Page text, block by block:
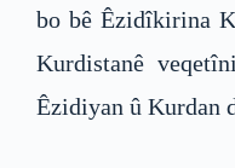
bo bê Êzidîkirina
Kurdistanê
Êzidiyan û Kurdan